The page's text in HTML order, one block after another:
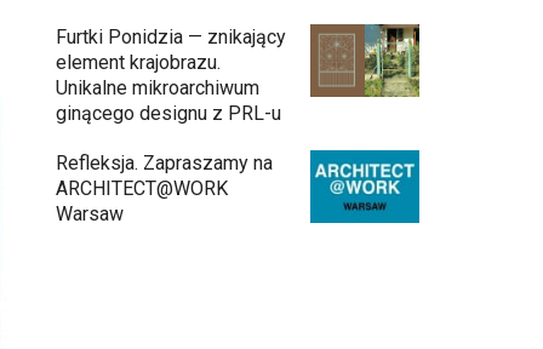
Furtki Ponidzia — znikający
element krajobrazu.
Unikalne mikroarchiwum
ginącego designu z PRL-u
Refleksja. Zapraszamy na
ARCHITECT@WORK
Warsaw